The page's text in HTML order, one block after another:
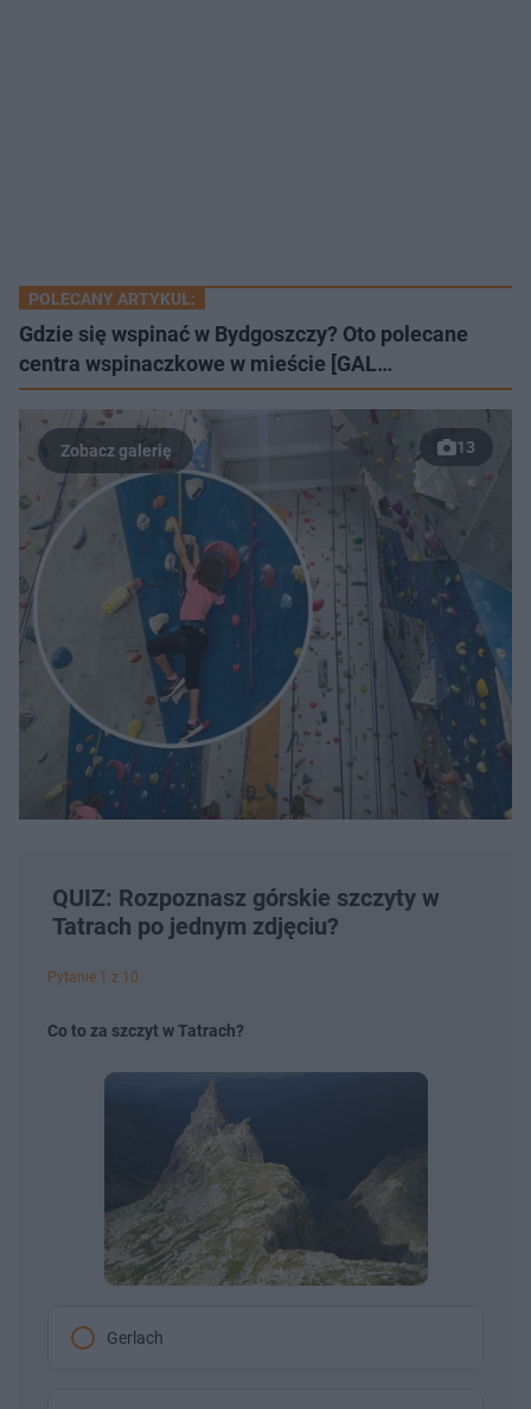
POLECANY ARTYKUŁ:
Gdzie się wspinać w Bydgoszczy? Oto polecane
centra wspinaczkowe w mieście [GAL…
13
QUIZ: Rozpoznasz górskie szczyty w
Tatrach po jednym zdjęciu?
Pytanie 1 z 10
Co to za szczyt w Tatrach?
Gerlach